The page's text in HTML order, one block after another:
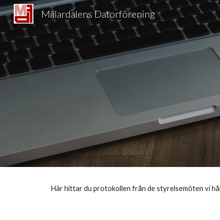
Mälardalens Datorförening
Här hittar du protokollen från de styrelsemöten vi